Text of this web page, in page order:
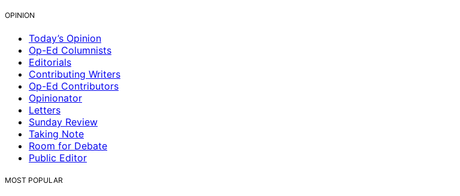
OPINION
Today’s Opinion
Op-Ed Columnists
Editorials
Contributing Writers
Op-Ed Contributors
Opinionator
Letters
Sunday Review
Taking Note
Room for Debate
Public Editor
MOST POPULAR